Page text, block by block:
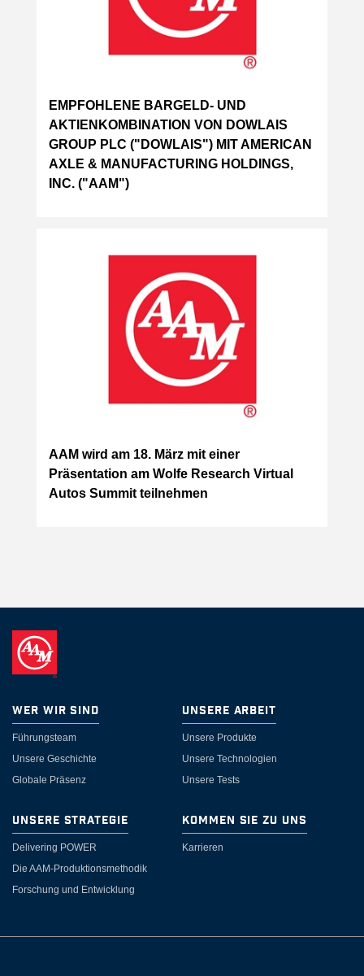
EMPFOHLENE BARGELD- UND
AKTIENKOMBINATION VON DOWLAIS
GROUP PLC ("DOWLAIS") MIT AMERICAN
AXLE & MANUFACTURING HOLDINGS,
INC. ("AAM")
AAM wird am 18. März mit einer
Präsentation am Wolfe Research Virtual
Autos Summit teilnehmen
Wer wir sind
Führungsteam
Unsere Geschichte
Globale Präsenz
Unsere Arbeit
Unsere Produkte
Unsere Technologien
Unsere Tests
Unsere Strategie
Delivering POWER
Die AAM-Produktionsmethodik
Forschung und Entwicklung
Kommen Sie zu uns
Karrieren